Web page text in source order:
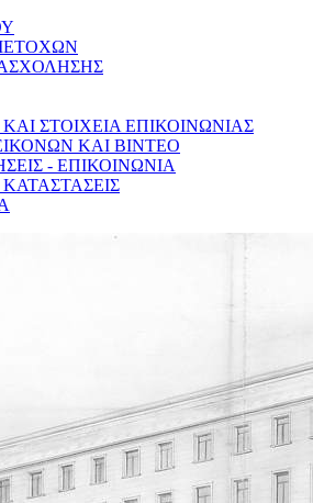
ΣΤΟΙΧΕΙΑ ΕΠΙΚΟΙΝΩΝΙΑΣ
ΚΑΙ ΒΙΝΤΕΟ
- ΕΠΙΚΟΙΝΩΝΙΑ